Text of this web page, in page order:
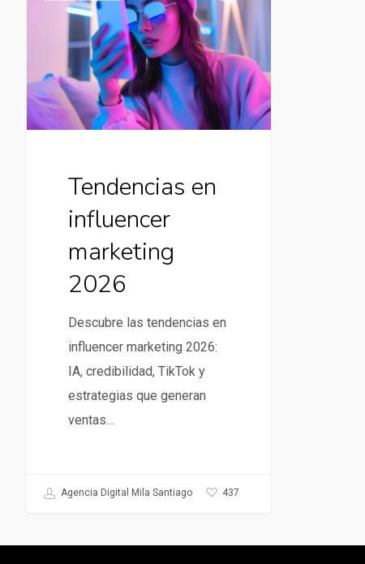
marketing
2026
Tendencias en
influencer
marketing
2026
Descubre las tendencias en
influencer marketing 2026:
IA, credibilidad, TikTok y
estrategias que generan
ventas…
Agencia Digital Mila Santiago 437